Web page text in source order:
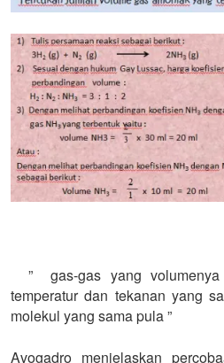
” gas-gas yang
temperatur dan tekanan yang
molekul yang sama pula ”
Avogadro menjelaskan